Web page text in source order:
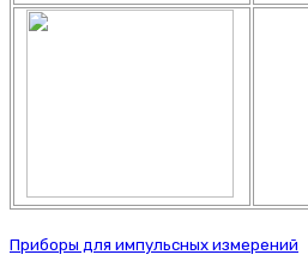
Приборы для импульсных измерений